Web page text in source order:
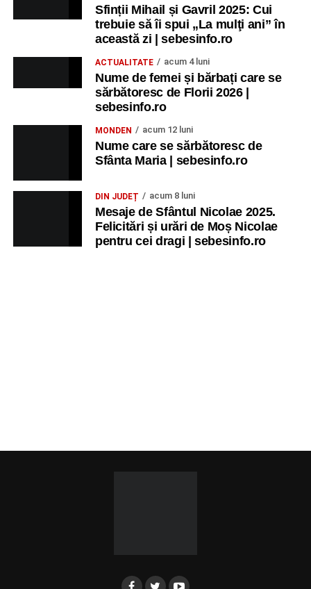
Sfinții Mihail și Gavril 2025: Cui
trebuie să îi spui „La mulţi ani” în
această zi | sebesinfo.ro
ACTUALITATE acum 4 luni
Nume de femei și bărbați care se
sărbătoresc de Florii 2026 |
sebesinfo.ro
MONDEN acum 12 luni
Nume care se sărbătoresc de
Sfânta Maria | sebesinfo.ro
DIN JUDEȚ acum 8 luni
Mesaje de Sfântul Nicolae 2025.
Felicitări și urări de Moș Nicolae
pentru cei dragi | sebesinfo.ro